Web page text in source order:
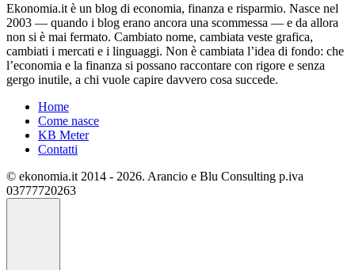
Ekonomia.it è un blog di economia, finanza e risparmio. Nasce nel
2003 — quando i blog erano ancora una scommessa — e da allora
non si è mai fermato. Cambiato nome, cambiata veste grafica,
cambiati i mercati e i linguaggi. Non è cambiata l’idea di fondo: che
l’economia e la finanza si possano raccontare con rigore e senza
gergo inutile, a chi vuole capire davvero cosa succede.
Home
Come nasce
KB Meter
Contatti
© ekonomia.it 2014 - 2026. Arancio e Blu Consulting p.iva
03777720263